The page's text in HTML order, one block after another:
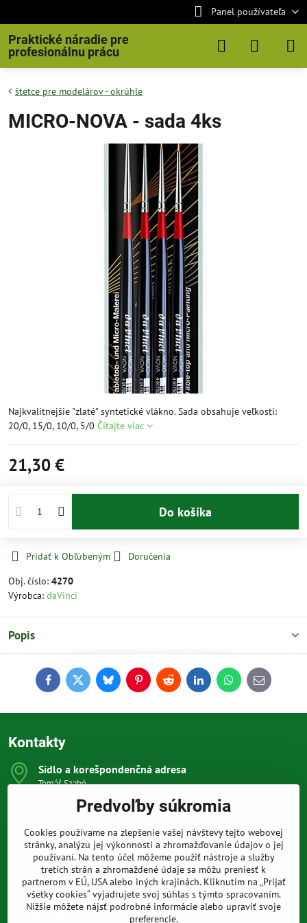
Panel používateľa
Praktické náradie pre
profesionálnu prácu
štetce pre modelárov - okrúhle
MICRO-NOVA - sada 4ks
Najkvalitnejšie "zlaté" syntetické vlákno. Sada obsahuje veľkosti:
20/0, 15/0, 10/0, 5/0 Čítajte viac
21,30 €
Do košíka
Pridať k Obľúbeným
Doručenia
Obj. číslo: 4270
Výrobca: daVinci
Popis
FacebookTwitterBlueskyPinterestReddit LinkedInWhatsApp
E-
mail
Kontakty
Sídlo a korešpondenčná adresa
Tomáš Szabó
851 03 Bratislava
Sme internetový obchod, nemáme kamennú predajňu.
0903 709 305
(08:00 - 20:00 vrátane víkendov a sviatkov)
info​@prakticke-naradie​.sk
Všetko k nákupu
Predvoľby súkromia
Cookies používame na zlepšenie vašej návštevy tejto webovej
stránky, analýzu jej výkonnosti a zhromažďovanie údajov o jej
používaní. Na tento účel môžeme použiť nástroje a služby
tretích strán a zhromaždené údaje sa môžu preniesť k
partnerom v EÚ, USA alebo iných krajinách. Kliknutím na „Prijať
všetky cookies“ vyjadrujete svoj súhlas s týmto spracovaním.
Nižšie môžete nájsť podrobné informácie alebo upraviť svoje
preferencie.